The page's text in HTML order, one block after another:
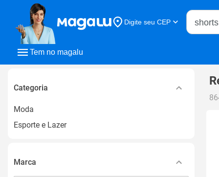
Tem no magalu
Digite seu CEP
Buscar
Categoria
Moda
Esporte e Lazer
Marca